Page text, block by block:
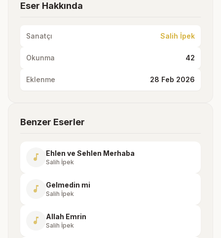
Eser Hakkında
Sanatçı Salih İpek
Okunma 42
Eklenme 28 Feb 2026
Benzer Eserler
music_note Ehlen ve Sehlen Merhaba
Salih İpek
music_note Gelmedin mi
Salih İpek
music_note Allah Emrin
Salih İpek